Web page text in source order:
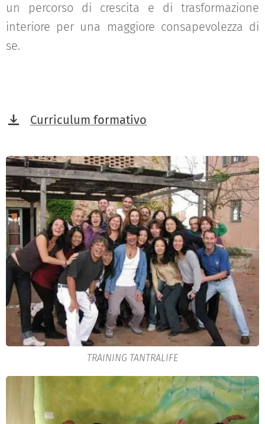
un percorso di crescita e di trasformazione
interiore per una maggiore consapevolezza di
se.
Curriculum formativo
TRAINING TANTRALIFE